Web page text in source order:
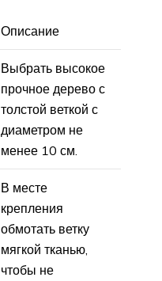
Описание
Выбрать высокое
прочное дерево с
толстой веткой с
диаметром не
менее 10 см.
В месте
крепления
обмотать ветку
мягкой тканью,
чтобы не